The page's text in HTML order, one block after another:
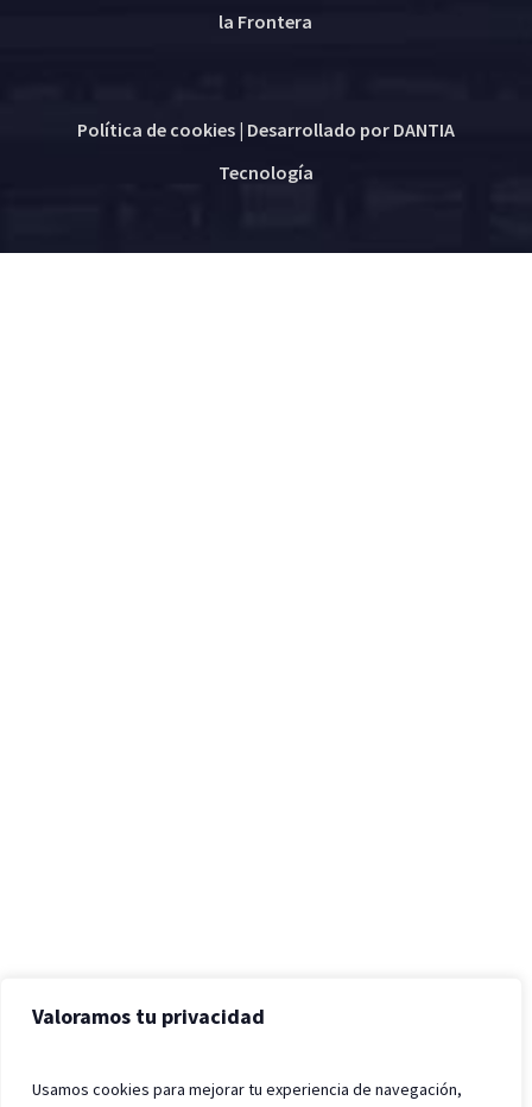
Valoramos tu privacidad
Usamos cookies para mejorar tu experiencia de navegación,
la Frontera
Política de cookies| Desarrollado por DANTIA
Tecnología